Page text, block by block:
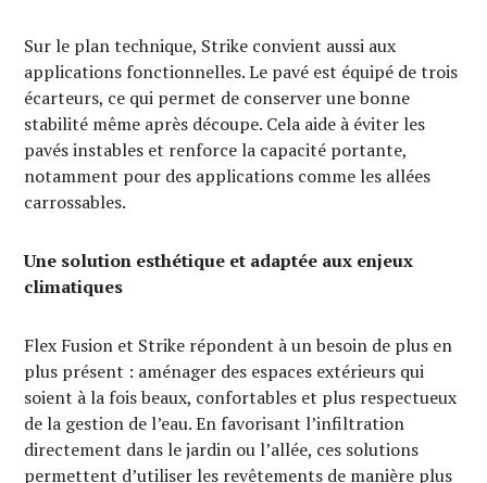
Sur le plan technique, Strike convient aussi aux
applications fonctionnelles. Le pavé est équipé de trois
écarteurs, ce qui permet de conserver une bonne
stabilité même après découpe. Cela aide à éviter les
pavés instables et renforce la capacité portante,
notamment pour des applications comme les allées
carrossables.
Une solution esthétique et adaptée aux enjeux
climatiques
Flex Fusion et Strike répondent à un besoin de plus en
plus présent : aménager des espaces extérieurs qui
soient à la fois beaux, confortables et plus respectueux
de la gestion de l’eau. En favorisant l’infiltration
directement dans le jardin ou l’allée, ces solutions
permettent d’utiliser les revêtements de manière plus